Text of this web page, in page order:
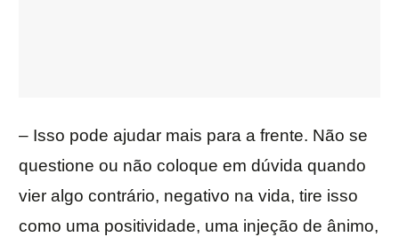
– Isso pode ajudar mais para a frente. Não se
questione ou não coloque em dúvida quando
vier algo contrário, negativo na vida, tire isso
como uma positividade, uma injeção de ânimo,